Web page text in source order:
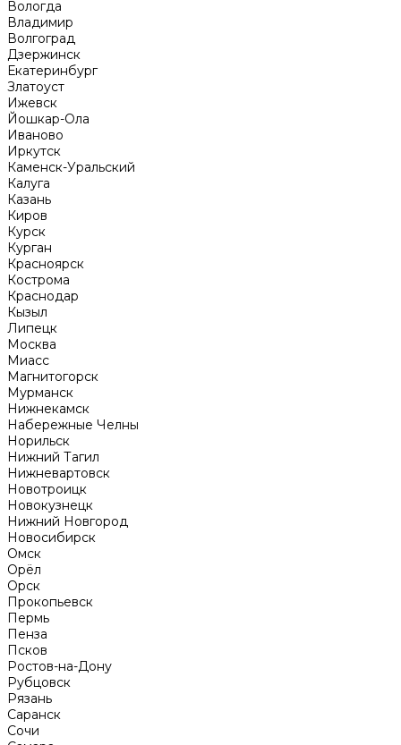
Вологда
Владимир
Волгоград
Дзержинск
Екатеринбург
Златоуст
Ижевск
Йошкар-Ола
Иваново
Иркутск
Каменск-Уральский
Калуга
Казань
Киров
Курск
Курган
Красноярск
Кострома
Краснодар
Кызыл
Липецк
Москва
Миасс
Магнитогорск
Мурманск
Нижнекамск
Набережные Челны
Норильск
Нижний Тагил
Нижневартовск
Новотроицк
Новокузнецк
Нижний Новгород
Новосибирск
Омск
Орёл
Орск
Прокопьевск
Пермь
Пенза
Псков
Ростов-на-Дону
Рубцовск
Рязань
Саранск
Сочи